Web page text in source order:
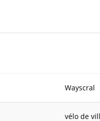
Wayscral
vélo de